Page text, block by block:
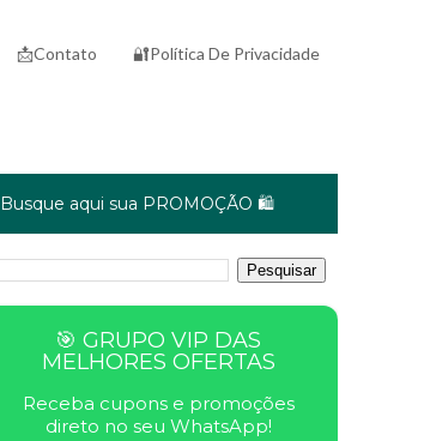
📩Contato 🔐Política De Privacidade
Busque aqui sua PROMOÇÃO 🛍️
🎯 GRUPO VIP DAS
MELHORES OFERTAS
Receba cupons e promoções
direto no seu WhatsApp!